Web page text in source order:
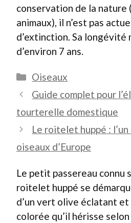
conservation de la nature
animaux), il n’est pas
d’extinction. Sa longévité
d’environ 7 ans.
Catégories
Oiseaux
Guide complet pour
tourterelle domestique
Le roitelet huppé :
oiseaux d’Europe
Le petit passereau connu
roitelet huppé se
d’un vert olive éclatant et
colorée qu’il hérisse